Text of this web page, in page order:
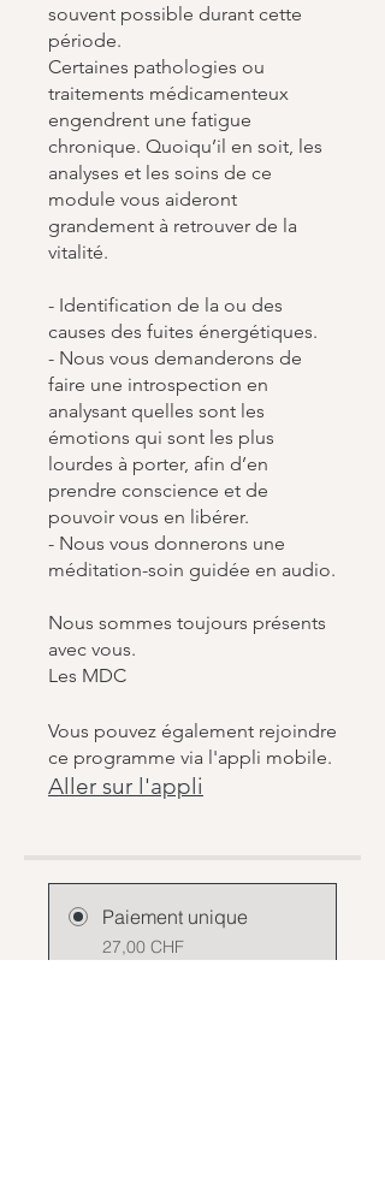
souvent possible durant cette
période.
Certaines pathologies ou
traitements médicamenteux
engendrent une fatigue
chronique. Quoiqu’il en soit, les
analyses et les soins de ce
module vous aideront
grandement à retrouver de la
vitalité.
- Identification de la ou des
causes des fuites énergétiques.
- Nous vous demanderons de
faire une introspection en
analysant quelles sont les
émotions qui sont les plus
lourdes à porter, afin d’en
prendre conscience et de
pouvoir vous en libérer.
- Nous vous donnerons une
méditation-soin guidée en audio.
Nous sommes toujours présents
avec vous.
Les MDC
Vous pouvez également rejoindre
ce programme via l'appli mobile.
Aller sur l'appli
Paiement unique
27,00 CHF